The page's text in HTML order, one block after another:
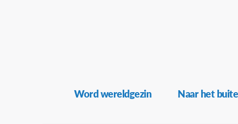
Word wereldgezin Naar het